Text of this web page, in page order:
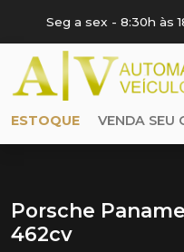
Seg a sex - 8:30h às
ESTOQUE VENDA SEU
Porsche
462cv